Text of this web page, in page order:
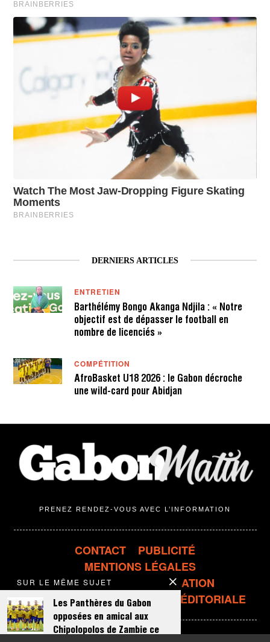
DERNIERS ARTICLES
ENTRETIEN
Barthélémy Bongo Akanga Ndjila : « Notre
objectif est de dépasser le football en
nombre de licenciés »
COMPÉTITION
AfroBasket U18 2026 : le Gabon décroche
une wild-card pour Abidjan
SUR LE MÊME SUJET
Les Panthères du Gabon
opposées en amical aux
Chipolopolos de Zambie ce
PRENEZ RENDEZ-VOUS AVEC L’INFORMATION
CONTACT
PUBLICITÉ
MENTIONS LÉGALES
CONDITIONS D'UTILISATION
CONFIDENTIALITÉ
LIGNE ÉDITORIALE